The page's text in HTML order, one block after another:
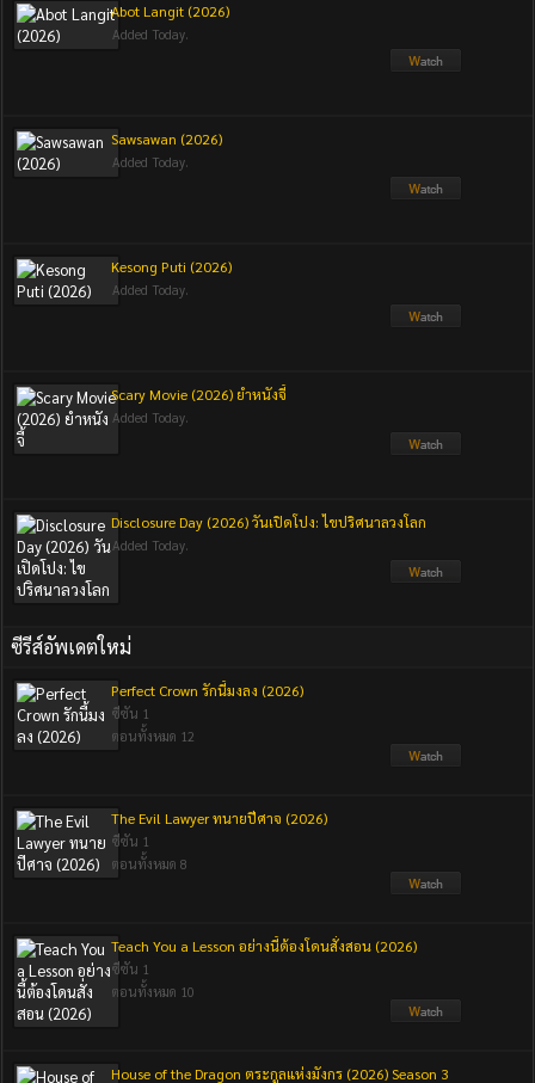
Abot Langit (2026)
Added Today.
Sawsawan (2026)
Added Today.
Kesong Puti (2026)
Added Today.
Scary Movie (2026) ยำหนังจี้
Added Today.
Disclosure Day (2026) วันเปิดโปง: ไขปริศนาลวงโลก
Added Today.
ซีรีส์อัพเดตใหม่
Perfect Crown รักนี้มงลง (2026)
ซีซัน 1
ตอนทั้งหมด 12
The Evil Lawyer ทนายปีศาจ (2026)
ซีซัน 1
ตอนทั้งหมด 8
Teach You a Lesson อย่างนี้ต้องโดนสั่งสอน (2026)
ซีซัน 1
ตอนทั้งหมด 10
House of the Dragon ตระกูลแห่งมังกร (2026) Season 3